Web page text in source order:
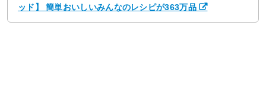
ッド】 簡単おいしいみんなのレシピが363万品